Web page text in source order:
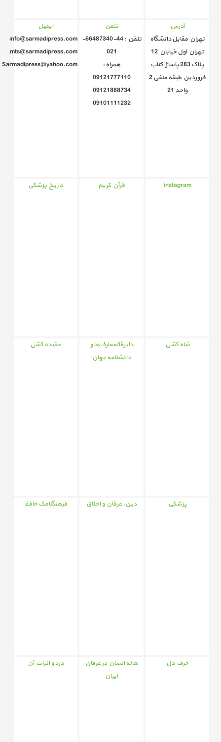
آدرس
تهران مقابل دانشگاه
تهران اول خیابان 12
پلاک 283 پاساژ کتاب
فروردین طبقه منفی 2
واحد 21
تلفن
تلفن : 44-66487340-
021
همراه :
09121777110
09121888734
09101111232
ایمیل
info@sarmadipress.com
mts@sarmadipress.com
Sarmadipress@yahoo.com
instagram قرآن کریم تاریخ پزشکی
شاه کشی
دایرۀالمعارف‌ها و
دانشنامه‌ جهان
عقیده کشی
پزشکی دین، عرفان و اخلاق فرهنگنامک حافظ
حرف دل
هاله انسان در عرفان
ایران
درد و اثرات آن